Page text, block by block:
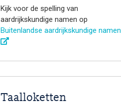
Kijk voor de spelling van
aardrijkskundige namen op
Buitenlandse aardrijkskundige namen
Taalloketten